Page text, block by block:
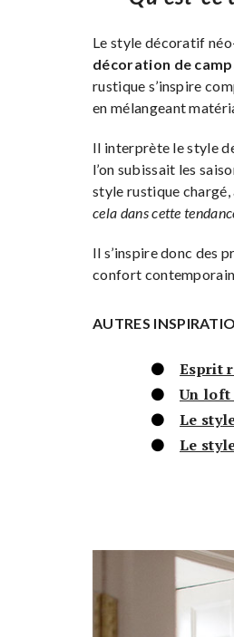
Le style décoratif
décoration de
rustique s’inspire
en mélangeant
Il interprète le style
l’on subissait les
style rustique chargé,
cela dans cette
Il s’inspire donc des
confort
AUTRES
Esprit
Un loft
Le
Le